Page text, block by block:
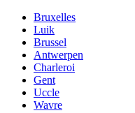
Bruxelles
Luik
Brussel
Antwerpen
Charleroi
Gent
Uccle
Wavre